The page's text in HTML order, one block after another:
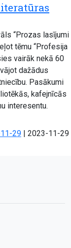
“Prozas lasījumi
tēmu “Profesija
vairāk nekā 60
dažādus
Pasākumi
kafejnīcās
interesentu.
29 Atjaunots:
2023-11-29